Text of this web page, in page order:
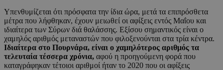
Υπενθυμίζεται ότι πρόσφατα την ίδια ώρα, μετά τα επιπρόσθετα
μέτρα που λήφθηκαν, έχουν μειωθεί οι αφίξεις εντός Μαΐου και
ιδιαίτερα των Σύρων διά θαλάσσης. Εξίσου σημαντικός είναι ο
χαμηλός αριθμός μεταναστών που φιλοξενούνται στα τρία κέντρα.
Ιδιαίτερα στο Πουρνάρα, είναι ο χαμηλότερος αριθμός τα
τελευταία τέσσερα χρόνια, αφού η προηγούμενη φορά που
καταγράφηκαν τέτοιοι αριθμοί ήταν το 2020 που οι αφίξεις